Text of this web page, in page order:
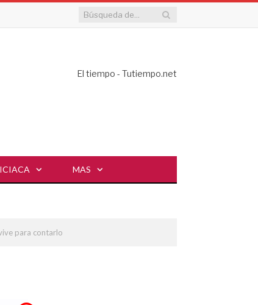
El tiempo - Tutiempo.net
MAS
para contarlo